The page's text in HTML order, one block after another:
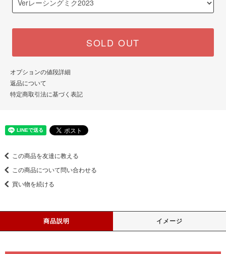
SOLD OUT
オプションの値段詳細
返品について
特定商取引法に基づく表記
この商品を友達に教える
この商品について問い合わせる
買い物を続ける
商品説明 イメージ